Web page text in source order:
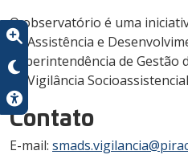
O observatório é uma
de Assistência e
Superintendência de Gestão
de Vigilância
Contato
E-mail: